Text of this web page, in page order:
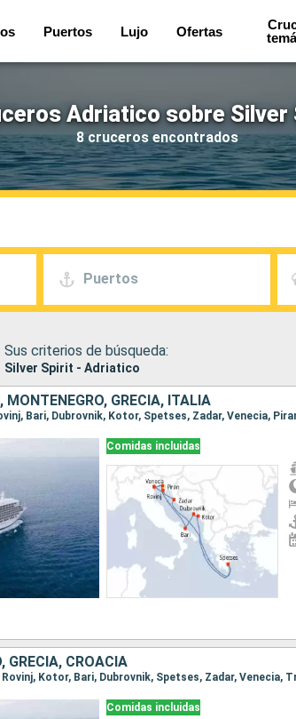
Puertos Lujo Ofertas
Adriatico sobre Silver
8 cruceros encontrados
Puertos
Sus criterios de búsqueda:
Silver Spirit - Adriatico
MONTENEGRO, GRECIA, ITALIA
Comidas incluidas
GRECIA, CROACIA
Comidas incluidas